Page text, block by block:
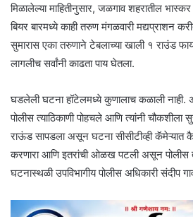
मिळालेल्या माहितीनुसार, जळगाव शहरातील
बियर बारमध्ये काही तरुण मंगळवारी मद्यप्राशन
सुमारास एका तरुणाने टेबलाच्या खाली १ राउंड
लागलीच सर्वांनी काढता पाय घेतला.
घडलेली घटना हॉटेलमध्ये कुणालाच कळाली नाही.
पोलीस त्याठिकाणी पोहचले आणि त्यांनी चौकशीला
राऊंड सापडला असून घटना सीसीटीव्ही कॅमेऱ्यात
करणारा आणि इतरांची ओळख पटली असून पोलीस
घटनास्थळी उपविभागीय पोलीस अधिकारी संदीप